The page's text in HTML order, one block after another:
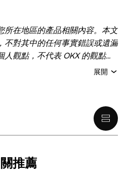
所在地區的產品相關內容。本文
不對其中的任何事實錯誤或遺漏
觀點，不代表 OKX 的觀點。
，包括但不限於：(i) 投資建議
可能會大幅波動，甚至變得毫無
狀況仔細考慮交易或持有數字資
情況的問題，請諮詢您的法律/
考之用。儘管我們在準備這些
合理的謹慎措施，但對於此處表
展開
推薦